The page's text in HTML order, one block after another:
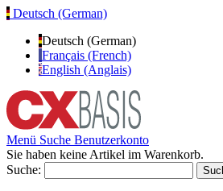
Deutsch (German)
Deutsch (German)
Français (French)
English (Anglais)
Menü Suche Benutzerkonto
Sie haben keine Artikel im Warenkorb.
Suche: